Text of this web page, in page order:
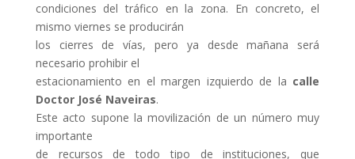
condiciones del tráfico en la zona. En concreto, el
mismo viernes se producirán
los cierres de vías, pero ya desde mañana será
necesario prohibir el
estacionamiento en el margen izquierdo de la calle
Doctor José Naveiras.
Este acto supone la movilización de un número muy
importante
de recursos de todo tipo de instituciones, que